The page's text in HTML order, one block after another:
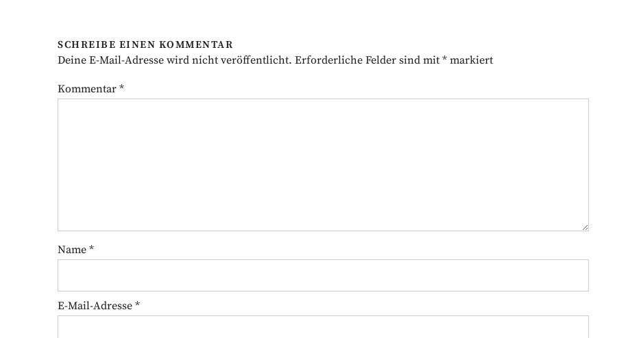
SCHREIBE EINEN KOMMENTAR
Deine E-Mail-Adresse wird nicht veröffentlicht. Erforderliche Felder sind mit * markiert
Kommentar *
Name *
E-Mail-Adresse *